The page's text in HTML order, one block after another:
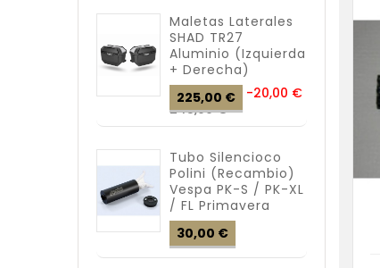
Maletas Laterales
SHAD TR27
Aluminio (izquierda
+ Derecha)
225,00 €
Precio
-20,00 €
245,00 €Precio
Tubo Silencioco
Polini (recambio)
Vespa PK-S / PK-XL
/ FL Primavera
30,00 €